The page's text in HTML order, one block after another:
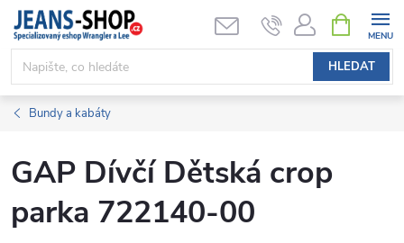
Přejít
obsah
HLEDAT
NÁKUPNÍ
KOŠÍK
Bundy a kabáty
GAP Dívčí Dětská crop
parka 722140-00